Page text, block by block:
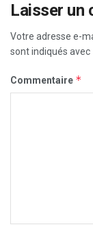
Laisser un
Votre adresse e-
sont indiqués avec
Commentaire *